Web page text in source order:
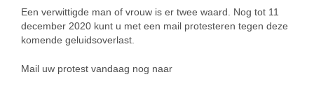
Een verwittigde man of vrouw is er twee waard. Nog tot 11
december 2020 kunt u met een mail protesteren tegen deze
komende geluidsoverlast.
Mail uw protest vandaag nog naar